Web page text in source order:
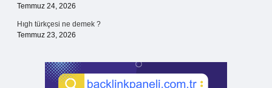
Temmuz 24, 2026
Hıgh türkçesi ne demek ?
Temmuz 23, 2026